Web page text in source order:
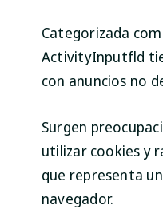
Categorizada
ActivityInputfld
con anuncios no
Surgen
utilizar cookies y
que representa
navegador.